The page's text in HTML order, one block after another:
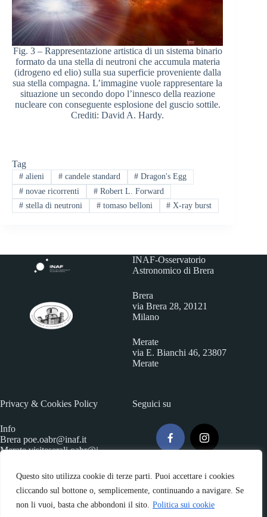
Questo sito utilizza cookie di terze parti. Puoi accettare i cookies
cliccando sul bottone o, semplicemente, continuando a navigare. Se
non li vuoi, basta che abbondoni il sito. Politica sui cookie
Fig. 3 – Rappresentazione artistica di un sistema binario
formato da una stella di neutroni che accumula materia
(idrogeno ed elio) sulla sua superficie proveniente dalla
sua stella compagna. L’immagine vuole rappresentare la
situazione un secondo dopo l’innesco della reazione
nucleare con conseguente esplosione del guscio sottile.
Crediti: David A. Hardy.
Tag
#alieni #candele standard # Dragon's Egg
#novae ricorrenti #Robert L. Forward
#stella di neutroni #tomaso belloni # X-ray burst
INAF-Osservatorio
Astronomico di Brera
Brera
via Brera 28, 20121
Milano
Merate
via E. Bianchi 46, 23807
Merate
Privacy & Cookies Policy
Info
Brera poe.oabr@inaf.it
Meratevisiteserali.oabr@i
Seguici su